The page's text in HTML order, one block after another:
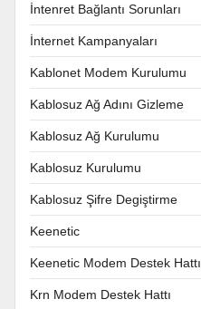
İntenret Bağlantı Sorunları
İnternet Kampanyaları
Kablonet Modem Kurulumu
Kablosuz Ağ Adını Gizleme
Kablosuz Ağ Kurulumu
Kablosuz Kurulumu
Kablosuz Şifre Degiştirme
Keenetic
Keenetic Modem Destek Hattı
Krn Modem Destek Hattı